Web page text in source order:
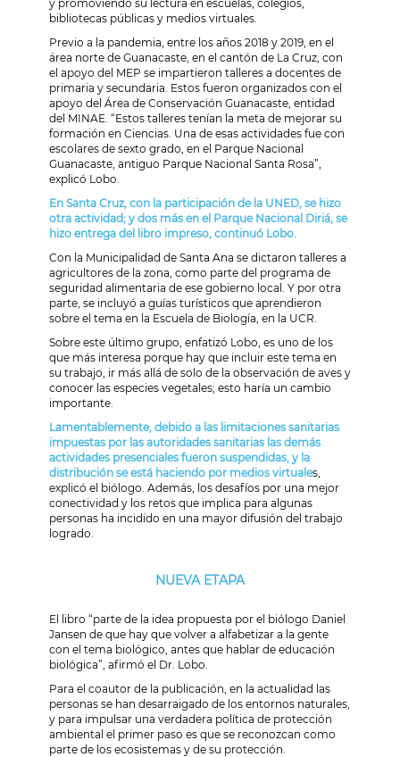
y promoviendo su lectura en escuelas, colegios,
bibliotecas públicas y medios virtuales.
Previo a la pandemia, entre los años 2018 y 2019, en el
área norte de Guanacaste, en el cantón de La Cruz, con
el apoyo del MEP se impartieron talleres a docentes de
primaria y secundaria. Estos fueron organizados con el
apoyo del Área de Conservación Guanacaste, entidad
del MINAE. “Estos talleres tenían la meta de mejorar su
formación en Ciencias. Una de esas actividades fue con
escolares de sexto grado, en el Parque Nacional
Guanacaste, antiguo Parque Nacional Santa Rosa”,
explicó Lobo.
En Santa Cruz, con la participación de la UNED, se hizo
otra actividad; y dos más en el Parque Nacional Diriá, se
hizo entrega del libro impreso, continuó Lobo.
Con la Municipalidad de Santa Ana se dictaron talleres a
agricultores de la zona, como parte del programa de
seguridad alimentaria de ese gobierno local. Y por otra
parte, se incluyó a guías turísticos que aprendieron
sobre el tema en la Escuela de Biología, en la UCR.
Sobre este último grupo, enfatizó Lobo, es uno de los
que más interesa porque hay que incluir este tema en
su trabajo, ir más allá de solo de la observación de aves y
conocer las especies vegetales; esto haría un cambio
importante.
Lamentablemente, debido a las limitaciones sanitarias
impuestas por las autoridades sanitarias las demás
actividades presenciales fueron suspendidas, y la
distribución se está haciendo por medios virtuales,
explicó el biólogo. Además, los desafíos por una mejor
conectividad y los retos que implica para algunas
personas ha incidido en una mayor difusión del trabajo
logrado.
NUEVA ETAPA
El libro “parte de la idea propuesta por el biólogo Daniel
Jansen de que hay que volver a alfabetizar a la gente
con el tema biológico, antes que hablar de educación
biológica”, afirmó el Dr. Lobo.
Para el coautor de la publicación, en la actualidad las
personas se han desarraigado de los entornos naturales,
y para impulsar una verdadera política de protección
ambiental el primer paso es que se reconozcan como
parte de los ecosistemas y de su protección.